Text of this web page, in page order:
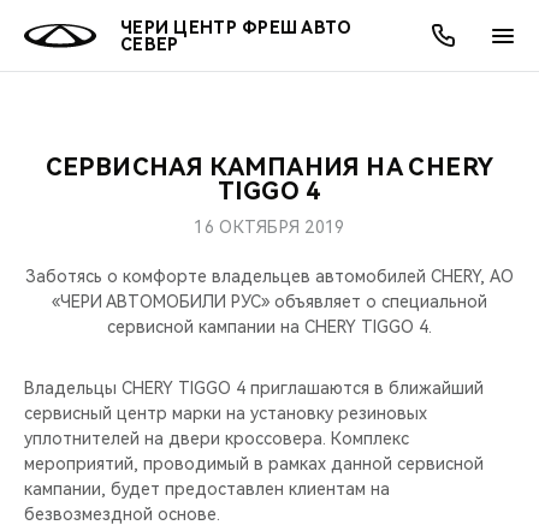
ЧЕРИ ЦЕНТР ФРЕШ АВТО
СЕВЕР
МОДЕЛИ
КРОССОВЕРЫ
СЕДАНЫ
НОВИНКИ
ПОКУПАТЕЛЯМ
КРЕДИТ И СТРАХОВАНИЕ
ВЛАДЕЛЬЦАМ
ЗАПЧАСТИ И АКСЕССУАРЫ
CHERY CONNECT
МИР CHERY
О БРЕНДЕ
ЛЮДИ CHERY
БЛАГОТВОРИТЕЛЬНОСТЬ
АКЦИИ
ОНЛАЙН СЕРВИСЫ
КРЕДИТ
О КОМПАНИИ
МЫ В СОЦСЕТЯХ
СЕРВИСНАЯ КАМПАНИЯ НА CHERY
TIGGO 4
16 ОКТЯБРЯ 2019
Заботясь о комфорте владельцев автомобилей CHERY, АО
«ЧЕРИ АВТОМОБИЛИ РУС» объявляет о специальной
сервисной кампании на CHERY TIGGO 4.
Владельцы CHERY TIGGO 4 приглашаются в ближайший
сервисный центр марки на установку резиновых
уплотнителей на двери кроссовера. Комплекс
мероприятий, проводимый в рамках данной сервисной
кампании, будет предоставлен клиентам на
безвозмездной основе.